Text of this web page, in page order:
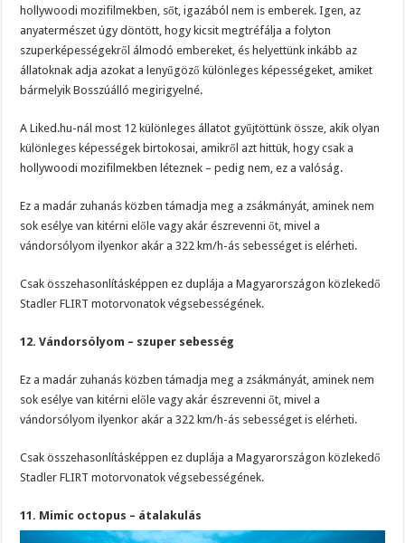
hollywoodi mozifilmekben, sőt, igazából nem is emberek. Igen, az
anyatermészet úgy döntött, hogy kicsit megtréfálja a folyton
szuperképességekről álmodó embereket, és helyettünk inkább az
állatoknak adja azokat a lenyűgöző különleges képességeket, amiket
bármelyik Bosszúálló megirigyelné.
A Liked.hu-nál most 12 különleges állatot gyűjtöttünk össze, akik olyan
különleges képességek birtokosai, amikről azt hittük, hogy csak a
hollywoodi mozifilmekben léteznek – pedig nem, ez a valóság.
Ez a madár zuhanás közben támadja meg a zsákmányát, aminek nem
sok esélye van kitérni előle vagy akár észrevenni őt, mivel a
vándorsólyom ilyenkor akár a 322 km/h-ás sebességet is elérheti.
Csak összehasonlításképpen ez duplája a Magyarországon közlekedő
Stadler FLIRT motorvonatok végsebességének.
12. Vándorsólyom – szuper sebesség
Ez a madár zuhanás közben támadja meg a zsákmányát, aminek nem
sok esélye van kitérni előle vagy akár észrevenni őt, mivel a
vándorsólyom ilyenkor akár a 322 km/h-ás sebességet is elérheti.
Csak összehasonlításképpen ez duplája a Magyarországon közlekedő
Stadler FLIRT motorvonatok végsebességének.
11. Mimic octopus – átalakulás